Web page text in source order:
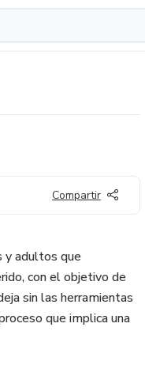
Compartir
y adultos que
con el objetivo de
sin las herramientas
que implica una